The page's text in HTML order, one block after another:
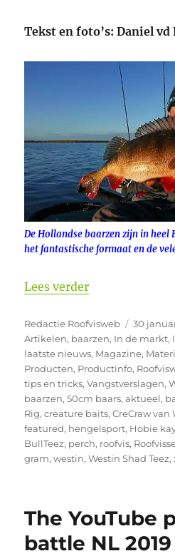
Tekst en foto’s: Daniel vd
De Hollandse baarzen zijn in heel
het fantastische formaat en de
Lees verder“Artikel Daniel
Auteur
Redactie Roofvisweb
op
30
Artikelen, baarzen, In de markt,
laatste nieuws, Magazine,
Producten, Productinfo,
tips en tricks,Vangstverslagen,
baarzen,50cm baars,aktueel,
Rig,creature baits,CreCraw van
featured, hengelsport, Hobie
BullTeez, perch, roofvis,
gram,westin,Westin Shad Teez,
The YouTube
battle NL